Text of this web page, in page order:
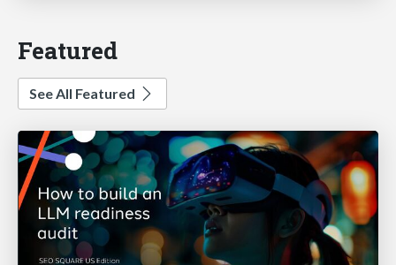
Featured
See All Featured